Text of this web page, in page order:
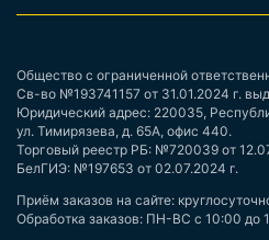
Общество с ограниченной
Св-во №193741157 от 31.01.2024 г.
Юридический адрес: 220035,
ул. Тимирязева, д. 65А, офис 440.
Торговый реестр РБ: №720039 от
БелГИЭ: №197653 от 02.07.2024 г.
Приём заказов на сайте:
Обработка заказов: ПН-ВС с 10:00 до